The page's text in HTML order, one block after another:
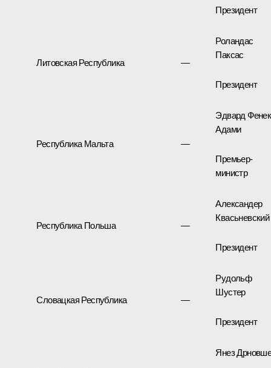
Президент
Литовская Республика —
Роландас
Паксас
Президент
Республика Мальта —
Эдвард Фенек
Адами
Премьер-
министр
Республика Польша —
Александер
Квасьневский
Президент
Словацкая Республика —
Рудольф
Шустер
Президент
Янез